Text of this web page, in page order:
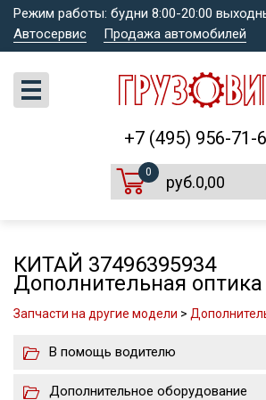
Режим работы: будни 8:00-20:00
Автосервис
Продажа автомобилей
+7 (495) 956-71-
0
руб.0,00
КИТАЙ 37496395934
Дополнительная
Запчасти на другие модели >
В помощь водителю
Дополнительное оборудование